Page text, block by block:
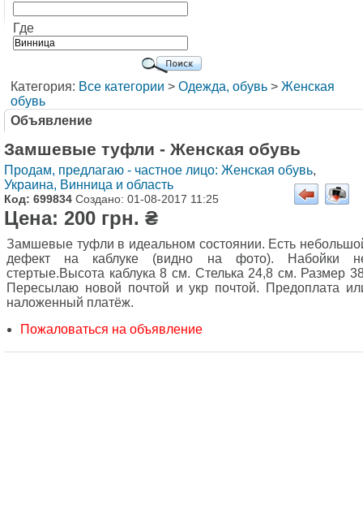
Где
Категория: Все категории > Одежда, обувь > Женская
обувь
Объявление
Замшевые туфли - Женская обувь
Продам, предлагаю - частное лицо: Женская обувь,
Украина, Винница и область
Код: 699834 Создано: 01-08-2017 11:25
Цена: 200 грн. ₴
Замшевые туфли в идеальном состоянии. Есть
дефект на каблуке (видно на фото). Набойки
стертые.Высота каблука 8 см. Стелька 24,8 см. Размер
Пересылаю новой почтой и укр почтой. Предоплата
наложенный платёж.
Пожаловаться на объявление